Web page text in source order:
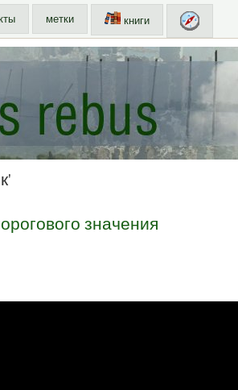
метки книги
значения